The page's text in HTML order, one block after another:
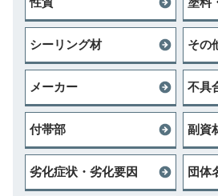
シーリング材 その
メーカー 不具
付帯部 副資
劣化症状・劣化要因 団体